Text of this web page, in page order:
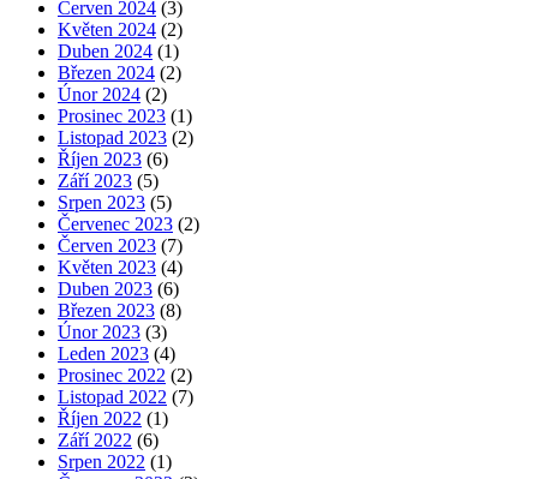
Červen 2024 (3)
Květen 2024 (2)
Duben 2024 (1)
Březen 2024 (2)
Únor 2024 (2)
Prosinec 2023 (1)
Listopad 2023 (2)
Říjen 2023 (6)
Září 2023 (5)
Srpen 2023 (5)
Červenec 2023 (2)
Červen 2023 (7)
Květen 2023 (4)
Duben 2023 (6)
Březen 2023 (8)
Únor 2023 (3)
Leden 2023 (4)
Prosinec 2022 (2)
Listopad 2022 (7)
Říjen 2022 (1)
Září 2022 (6)
Srpen 2022 (1)